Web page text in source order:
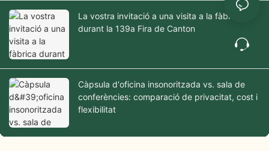
La vostra invitació a una visita a la fàbrica
durant la 139a Fira de Canton
Càpsula d'oficina insonoritzada vs. sala de
conferències: comparació de privacitat, cost i
flexibilitat